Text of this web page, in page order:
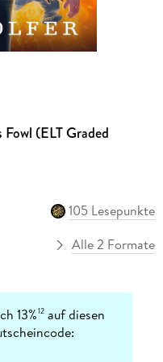
(ELT Graded
105 Lesepunkte
Alle 2 Formate
13%12 auf diesen